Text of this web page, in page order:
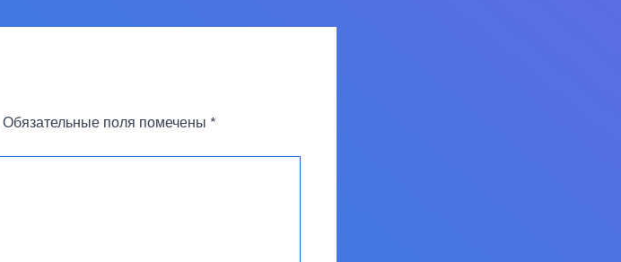
Обязательные поля помечены *